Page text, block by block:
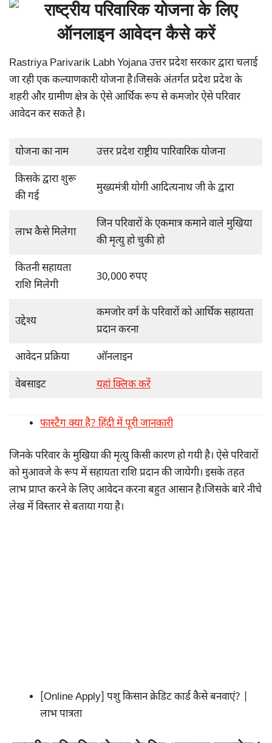
Rastriya Parivarik Labh Yojana उत्तर प्रदेश सरकार द्वारा चलाई
जा रही एक कल्याणकारी योजना है।जिसके अंतर्गत प्रदेश प्रदेश के
शहरी और ग्रामीण क्षेत्र के ऐसे आर्थिक रूप से कमजोर ऐसे परिवार
आवेदन कर सकते है।
योजना का नाम उत्तर प्रदेश राष्ट्रीय पारिवारिक योजना
किसके द्वारा शुरू
की गई
मुख्यमंत्री योगी आदित्यनाथ जी के द्वारा
लाभ कैसे मिलेगा
जिन परिवारों के एकमात्र कमाने वाले मुखिया
की मृत्यु हो चुकी हो
कितनी सहायता
राशि मिलेगी
30,000 रुपए
उद्देश्य
कमजोर वर्ग के परिवारों को आर्थिक सहायता
प्रदान करना
आवेदन प्रक्रिया ऑनलाइन
वेबसाइट यहां क्लिक करें
फास्टैग क्या है? हिंदी में पूरी जानकारी
जिनके परिवार के मुखिया की मृत्यु किसी कारण हो गयी है। ऐसे परिवारों
को मुआवजे के रूप में सहायता राशि प्रदान की जायेगी। इसके तहत
लाभ प्राप्त करने के लिए आवेदन करना बहुत आसान है।जिसके बारे नीचे
लेख में विस्तार से बताया गया है।
[Online Apply] पशु किसान क्रेडिट कार्ड कैसे बनवाएं? |
लाभ पात्रता